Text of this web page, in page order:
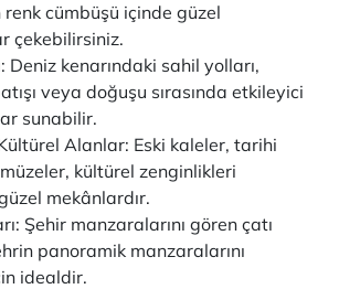
renk cümbüşü içinde güzel
çekebilirsiniz.
Deniz kenarındaki sahil yolları,
veya doğuşu sırasında etkileyici
sunabilir.
Alanlar: Eski kaleler, tarihi
kültürel zenginlikleri
mekânlardır.
Şehir manzaralarını gören çatı
panoramik manzaralarını
idealdir.